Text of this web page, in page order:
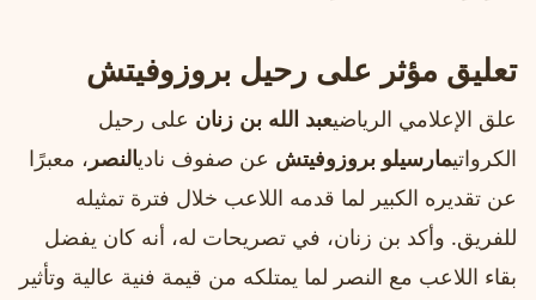
تعليق مؤثر على رحيل بروزوفيتش
علق الإعلامي الرياضيعبد الله بن زنان على رحيل
الكرواتيمارسيلو بروزوفيتش عن صفوف ناديالنصر ، معبرًا
عن تقديره الكبير لما قدمه اللاعب خلال فترة تمثيله
للفريق. وأكد بن زنان، في تصريحات له، أنه كان يفضل
بقاء اللاعب مع النصر لما يمتلكه من قيمة فنية عالية وتأثير